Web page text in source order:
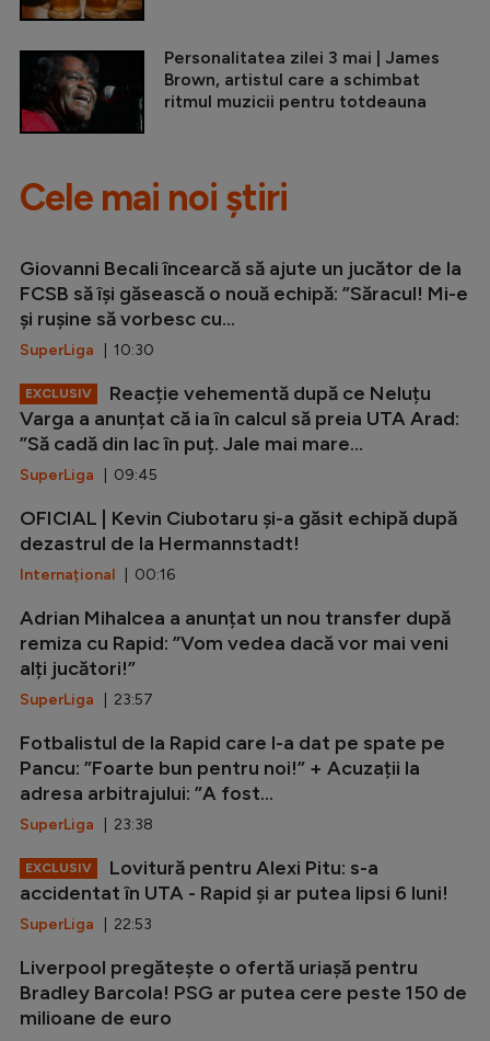
Personalitatea zilei 3 mai | James
Brown, artistul care a schimbat
ritmul muzicii pentru totdeauna
Cele mai noi știri
Giovanni Becali încearcă să ajute un jucător de la
FCSB să își găsească o nouă echipă: ”Săracul! Mi-e
și rușine să vorbesc cu...
SuperLiga | 10:30
EXCLUSIV
Reacție vehementă după ce Neluțu
Varga a anunțat că ia în calcul să preia UTA Arad:
”Să cadă din lac în puț. Jale mai mare...
SuperLiga | 09:45
OFICIAL | Kevin Ciubotaru și-a găsit echipă după
dezastrul de la Hermannstadt!
Internațional | 00:16
Adrian Mihalcea a anunțat un nou transfer după
remiza cu Rapid: ”Vom vedea dacă vor mai veni
alți jucători!”
SuperLiga | 23:57
Fotbalistul de la Rapid care l-a dat pe spate pe
Pancu: ”Foarte bun pentru noi!” + Acuzații la
adresa arbitrajului: ”A fost...
SuperLiga | 23:38
EXCLUSIV
Lovitură pentru Alexi Pitu: s-a
accidentat în UTA - Rapid și ar putea lipsi 6 luni!
SuperLiga | 22:53
Liverpool pregătește o ofertă uriașă pentru
Bradley Barcola! PSG ar putea cere peste 150 de
milioane de euro